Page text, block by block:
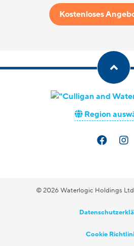
Kostenloses
Region
© 2026 Waterlogic Holdings
Cookie